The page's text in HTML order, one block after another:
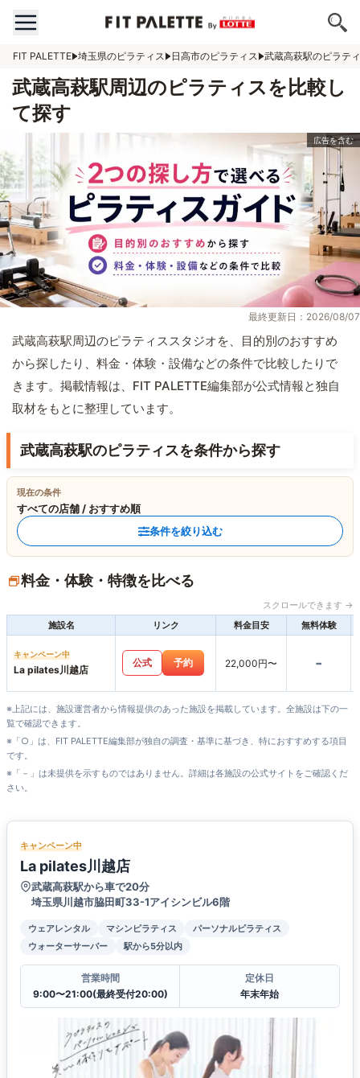
FIT PALETTE 埼玉県のピラティス 日高市のピラティス 武蔵高萩駅のピラテ
武蔵高萩駅周辺のピラティスを比較し
て探す
最終更新日：2026/08/07
武蔵高萩駅周辺のピラティススタジオを、目的別のおすすめ
から探したり、料金・体験・設備などの条件で比較したりで
きます。掲載情報は、FIT PALETTE編集部が公式情報と独自
取材をもとに整理しています。
武蔵高萩駅のピラティスを条件から探す
現在の条件
すべての店舗 / おすすめ順
条件を絞り込む
料金・体験・特徴を比べる
スクロールできます →
施設名
リンク 料金目安 無料体験
キャンペーン中
La pilates川越店
公式 予約 22,000円〜 -
※上記には、施設運営者から情報提供のあった施設を掲載しています。全施設は下の一
覧で確認できます。
※「○」は、FIT PALETTE編集部が独自の調査・基準に基づき、特におすすめする項目
です。
※「－」は未提供を示すものではありません。詳細は各施設の公式サイトをご確認くだ
さい。
キャンペーン中
La pilates川越店
武蔵高萩駅から車で20分
埼玉県川越市脇田町33-1アイシンビル6階
ウェアレンタル マシンピラティス
パーソナルピラティス
ウォーターサーバー
駅から5分以内
営業時間
9:00〜21:00(最終受付20:00)
定休日
年末年始